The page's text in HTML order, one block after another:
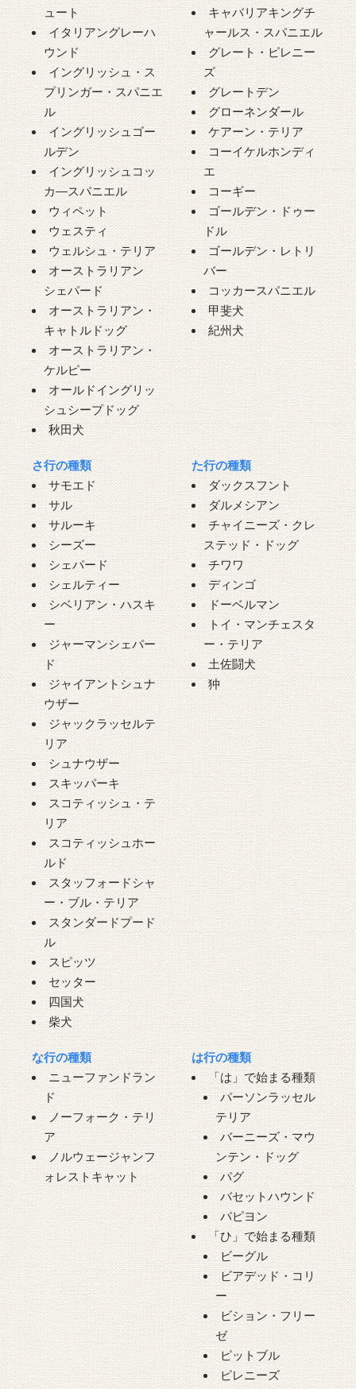
ュート
イタリアングレーハ
ウンド
イングリッシュ・ス
プリンガー・スパニエ
ル
イングリッシュゴー
ルデン
イングリッシュコッ
カ―スパニエル
ウィペット
ウェスティ
ウェルシュ・テリア
オーストラリアン
シェパード
オーストラリアン・
キャトルドッグ
オーストラリアン・
ケルピー
オールドイングリッ
シュシープドッグ
秋田犬
キャバリアキングチ
ャールス・スパニエル
グレート・ピレニー
ズ
グレートデン
グローネンダール
ケアーン・テリア
コーイケルホンディ
エ
コーギー
ゴールデン・ドゥー
ドル
ゴールデン・レトリ
バー
コッカースパニエル
甲斐犬
紀州犬
さ行の種類
サモエド
サル
サルーキ
シーズー
シェパード
シェルティー
シベリアン・ハスキ
ー
ジャーマンシェパー
ド
ジャイアントシュナ
ウザー
ジャックラッセルテ
リア
シュナウザー
スキッパーキ
スコティッシュ・テ
リア
スコティッシュホー
ルド
スタッフォードシャ
ー・ブル・テリア
スタンダードプード
ル
スピッツ
セッター
四国犬
柴犬
た行の種類
ダックスフント
ダルメシアン
チャイニーズ・クレ
ステッド・ドッグ
チワワ
ディンゴ
ドーベルマン
トイ・マンチェスタ
ー・テリア
土佐闘犬
狆
な行の種類
ニューファンドラン
ド
ノーフォーク・テリ
ア
ノルウェージャンフ
ォレストキャット
は行の種類
「は」で始まる種類
パーソンラッセル
テリア
バーニーズ・マウ
ンテン・ドッグ
パグ
バセットハウンド
パピヨン
「ひ」で始まる種類
ビーグル
ビアデッド・コリ
ー
ビション・フリー
ゼ
ピットブル
ピレニーズ